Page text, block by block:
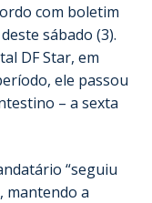
com boletim
sábado (3).
DF Star, em
ele passou
– a sexta
“seguiu
mantendo a